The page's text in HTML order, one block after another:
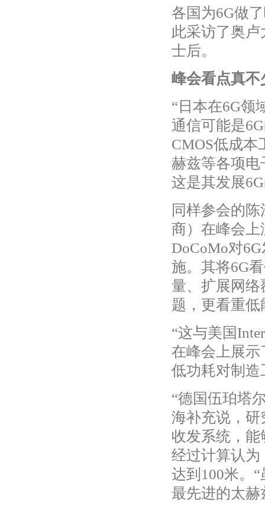
各国为6G做
此采访了奥
士后。
峰会看点真不
“日本在6G领
通信可能是
CMOS低成本
赫兹等各项电
这是其发展
同样参会的
商）在峰会
DoCoMo对
施。其将6G
量、扩展网络
题，更看重
“这与美国
在峰会上展
低功耗对制
“德国伍珀塔
海补充说，研
收发系统，能
经过计算认为
达到100米。
最先进的太赫